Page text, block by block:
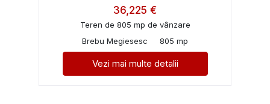
36,225 €
Teren de 805 mp de vânzare
Brebu Megiesesc
805 mp
Vezi mai multe detalii